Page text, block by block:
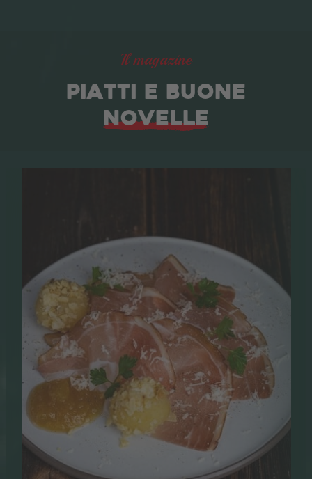
Il magazine
PIATTI E BUONE
NOVELLE